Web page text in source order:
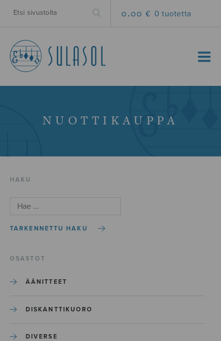
0.00 € 0 tuotetta
MENU
NUOTTIKAUPPA
HAKU
TARKENNETTU HAKU
OSASTOT
ÄÄNITTEET
DISKANTTIKUORO
DIVERSE